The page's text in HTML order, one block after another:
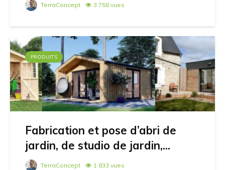
TerraConcept 3 758 vues
PRODUITS
Fabrication et pose d’abri de
jardin, de studio de jardin,...
TerraConcept 1 833 vues